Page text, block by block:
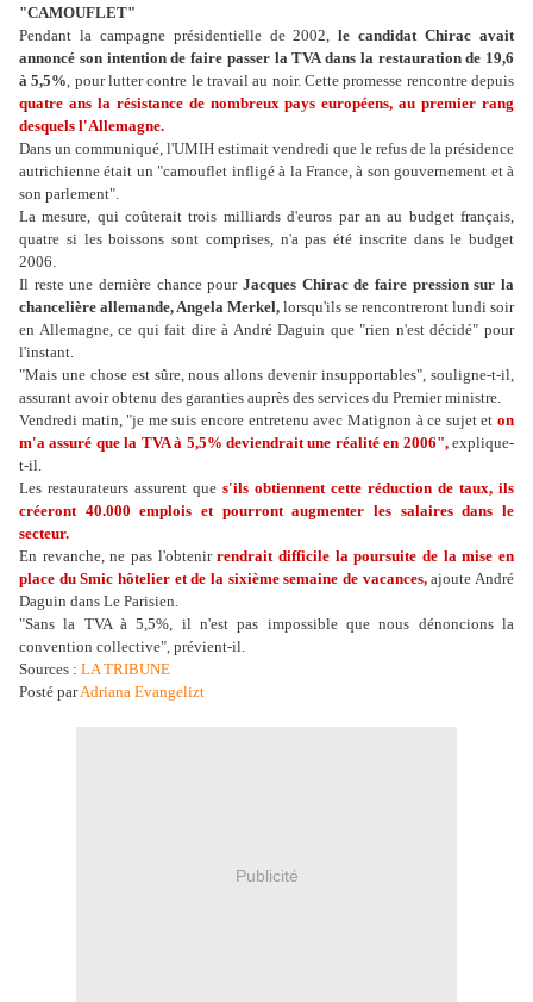
"CAMOUFLET"
Pendant la campagne présidentielle de 2002, le candidat Chirac avait
annoncé son intention de faire passer la TVA dans la restauration de 19,6
à 5,5%, pour lutter contre le travail au noir. Cette promesse rencontre depuis
quatre ans la résistance de nombreux pays européens, au premier rang
desquels l'Allemagne.
Dans un communiqué, l'UMIH estimait vendredi que le refus de la présidence
autrichienne était un "camouflet infligé à la France, à son gouvernement et à
son parlement".
La mesure, qui coûterait trois milliards d'euros par an au budget français,
quatre si les boissons sont comprises, n'a pas été inscrite dans le budget
2006.
Il reste une dernière chance pour Jacques Chirac de faire pression sur la
chancelière allemande, Angela Merkel, lorsqu'ils se rencontreront lundi soir
en Allemagne, ce qui fait dire à André Daguin que "rien n'est décidé" pour
l'instant.
"Mais une chose est sûre, nous allons devenir insupportables", souligne-t-il,
assurant avoir obtenu des garanties auprès des services du Premier ministre.
Vendredi matin, "je me suis encore entretenu avec Matignon à ce sujet et on
m'a assuré que la TVA à 5,5% deviendrait une réalité en 2006",explique-
t-il.
Les restaurateurs assurent que s'ils obtiennent cette réduction de taux, ils
créeront 40.000 emplois et pourront augmenter les salaires dans le
secteur.
En revanche, ne pas l'obtenirrendrait difficile la poursuite de la mise en
place du Smic hôtelier et de la sixième semaine de vacances,ajoute André
Daguin dans Le Parisien.
"Sans la TVA à 5,5%, il n'est pas impossible que nous dénoncions la
convention collective", prévient-il.
Sources : LA TRIBUNE
Posté parAdriana Evangelizt
Publicité